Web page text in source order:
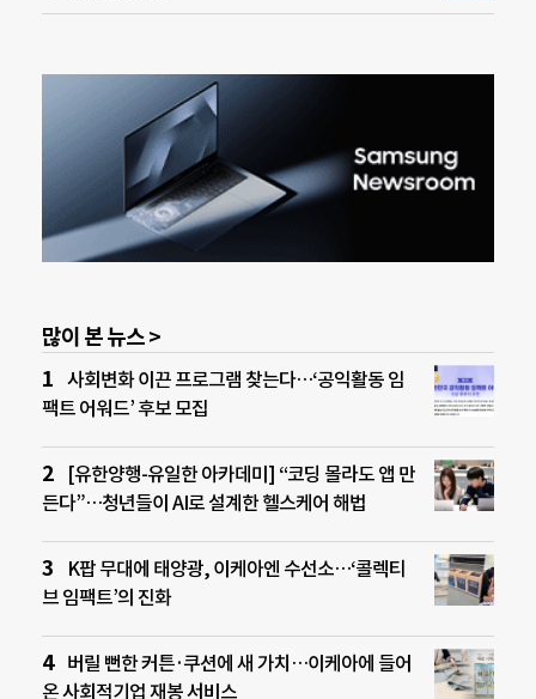
많이 본 뉴스 >
사회변화 이끈 프로그램 찾는다…‘공익활동 임
팩트 어워드’ 후보 모집
[유한양행-유일한 아카데미] “코딩 몰라도 앱 만
든다”…청년들이 AI로 설계한 헬스케어 해법
K팝 무대에 태양광, 이케아엔 수선소…‘콜렉티
브 임팩트’의 진화
버릴 뻔한 커튼·쿠션에 새 가치…이케아에 들어
온 사회적기업 재봉 서비스